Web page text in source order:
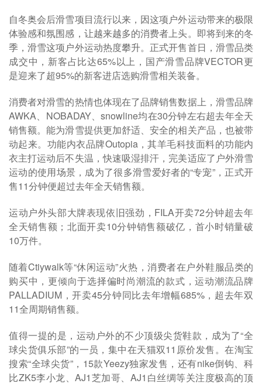
自冬奥会后滑雪项目流行以来，因这项户外运动带来的极限
体验感和氛围感，让越来越多的消费者上头。即将到来的冬
季，滑雪这项户外运动热度攀升。正式开售首日，滑雪品类
成交中，新客占比达65%以上，国产滑雪品牌VECTOR更
是迎来了超95%的新客进店选购滑雪相关装备。
消费者对滑雪的热情也体现在了品牌销售数据上，滑雪品牌
AWKA、NOBADAY、snowline均在30分钟左右超去年全天
销售额。能为滑雪提供更加舒适、安全的相关产品，也被带
动起来。功能内衣品牌Outopia，其羊毛科技面料的功能内
衣主打运动后不失温，快速吸湿排汗，完美适应了户外滑雪
运动的使用场景，成为了很多滑雪爱好者的“专宠”，正式开
售11分钟便超过去年全天销售额。
运动户外头部大牌表现依旧强劲，FILA开卖72分钟超去年
全天销售额；北面开卖10分钟销售额破亿，首小时销量破
10万件。
随着Ctiywalk等“休闲运动”火热，消费者在户外鞋服品类的
购买中，更倾向于选择偏时尚潮流的款式，运动潮流品牌
PALLADIUM，开卖45分钟同比去年增幅685%，超去年双
11全周期销售额。
值得一提的是，运动户外的不少顶级尖货鞋款，成为了“全
球尖货俱乐部”的一员，集中在天猫双11原价发售。在淘宝
搜索“全球尖货”，15款Yeezy独家发售，还有nike倒钩、科
比ZK5李小龙、AJ1芝加哥、AJ1白丝绸等关注度极高的顶